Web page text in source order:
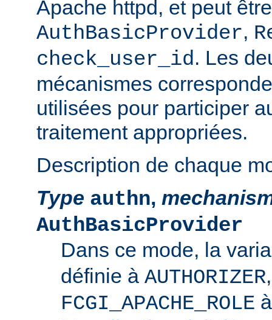
Apache httpd, et peut être
AuthBasicProvider,
check_user_id. Les
mécanismes
utilisées pour participer
traitement appropriées.
Description de chaque
Type authn,
AuthBasicProvider
Dans ce mode, la
définie à AUTHORIZER
FCGI_APACHE_ROLE